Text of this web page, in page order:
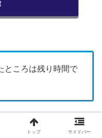
ところは残り時間で
Fiは２時間までしか接
時間以上接続する時は、
トップ サイドバー